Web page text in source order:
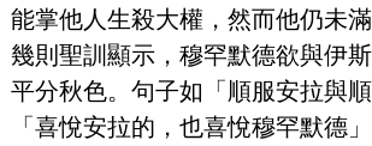
能掌他人生殺大權，然而他仍未滿
幾則聖訓顯示，穆罕默德欲與伊
平分秋色。句子如「順服安拉與
「喜悅安拉的，也喜悅穆罕默德